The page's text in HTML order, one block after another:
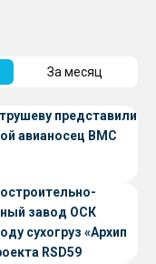
За месяц
представили
авианосец ВМС
завод ОСК
сухогруз «Архип
RSD59